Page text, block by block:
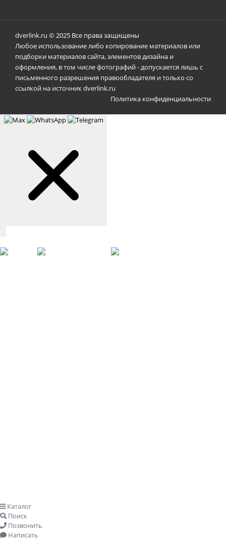
dverlink.ru © 2025 Все права защищены
Любое использование либо копирование материалов или
подборки материалов сайта, элементов дизайна и
оформления, в том числе фотографий - допускается лишь с
письменного разрешения правообладателя и только со
ссылкой на источник dverlink.ru
Политика конфиденциальности
Каталог
Поиск
Позвонить
Написать